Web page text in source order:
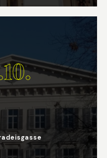
prachtvolle Grazer
mit